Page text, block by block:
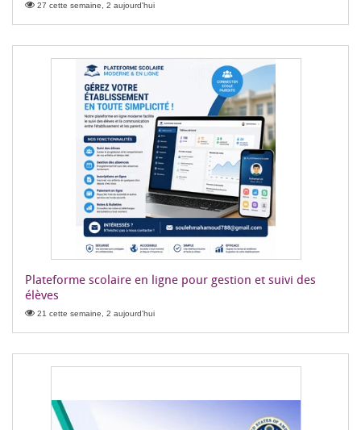
27 cette semaine, 2 aujourd'hui
Plateforme scolaire en ligne pour gestion et suivi des
élèves
21 cette semaine, 2 aujourd'hui